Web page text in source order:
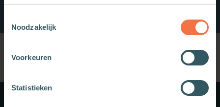
Noodzakelijk
Voorkeuren
Statistieken